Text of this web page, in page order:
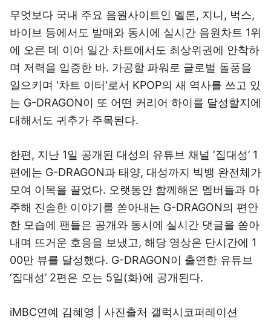
무엇보다 국내 주요 음원사이트인 멜론, 지니, 벅스,
바이브 등에서도 발매와 동시에 실시간 음원차트 1위
에 오른 데 이어 일간 차트에서도 최상위권에 안착하
며 저력을 입증한 바. 가공할 파워로 글로벌 돌풍을
일으키며 '차트 이터'로서 KPOP의 새 역사를 쓰고 있
는 G-DRAGON이 또 어떤 커리어 하이를 달성할지에
대해서도 귀추가 주목된다.
한편, 지난 1일 공개된 대성의 유튜브 채널 ‘집대성’ 1
편에는 G-DRAGON과 태양, 대성까지 빅뱅 완전체가
모여 이목을 끌었다. 오랫동안 함께해온 멤버들과 마
주해 진솔한 이야기를 쏟아내는 G-DRAGON의 편안
한 모습에 팬들은 공개와 동시에 실시간 댓글을 쏟아
내며 뜨거운 호응을 보냈고, 해당 영상은 단시간에 1
00만 뷰를 달성했다. G-DRAGON이 출연한 유튜브
‘집대성’ 2편은 오는 5일(화)에 공개된다.
iMBC연예 김혜영 | 사진출처 갤럭시코퍼레이션